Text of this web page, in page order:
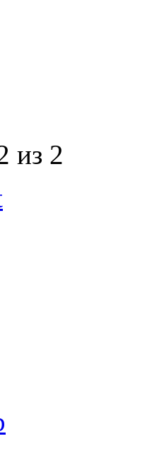
из 2